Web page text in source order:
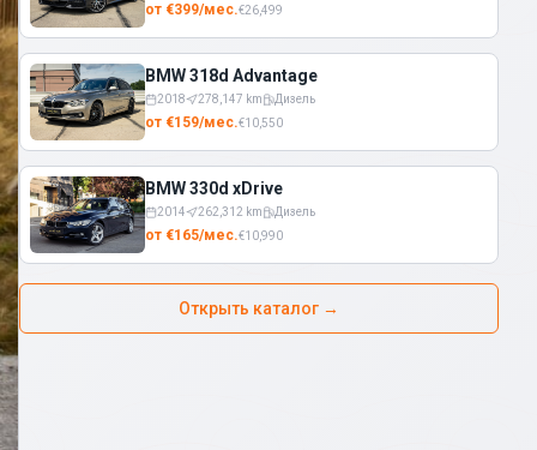
от €399/мес.€26,499
BMW 318d Advantage
2018 278,147 km Дизель
от €159/мес.€10,550
BMW 330d xDrive
2014 262,312 km Дизель
от €165/мес.€10,990
Открыть каталог →